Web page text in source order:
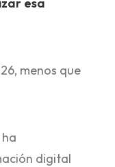
menos que
digital